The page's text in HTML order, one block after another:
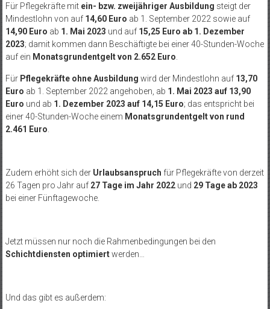
Für Pflegekräfte mit ein- bzw. zweijähriger Ausbildung steigt der
Mindestlohn von auf 14,60 Euro ab 1. September 2022 sowie auf
14,90 Euro ab 1. Mai 2023 und auf 15,25 Euro ab 1. Dezember
2023; damit kommen dann Beschäftigte bei einer 40-Stunden-Woche
auf ein Monatsgrundentgelt von 2.652 Euro
Für Pflegekräfte ohne Ausbildung wird der Mindestlohn auf 13,70
Euro ab 1. September 2022 angehoben, ab 1. Mai 2023 auf 13,90
Euro und ab 1. Dezember 2023 auf 14,15 Euro; das entspricht bei
einer 40-Stunden-Woche einem Monatsgrundentgelt von rund
2.461 Euro
Zudem erhöht sich der Urlaubsanspruch für Pflegekräfte von derzeit
26 Tagen pro Jahr auf 27 Tage im Jahr 2022und 29 Tage ab 2023
bei einer Fünftagewoche.
Jetzt müssen nur noch die Rahmenbedingungen bei den
Schichtdiensten optimiertwerden…
Und das gibt es außerdem: